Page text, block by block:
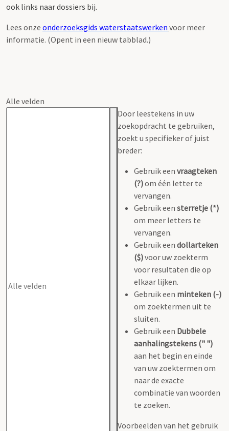
ook links naar dossiers bij.
Lees onze onderzoeksgids waterstaatswerken voor meer
informatie. (Opent in een nieuw tabblad.)
Alle velden
Door leestekens in uw
zoekopdracht te gebruiken,
zoekt u specifieker of juist
breder:
Gebruik een vraagteken
(?)om één letter te
vervangen.
Gebruik een sterretje (*)
om meer letters te
vervangen.
Gebruik een dollarteken
($)voor uw zoekterm
voor resultaten die op
elkaar lijken.
Gebruik een minteken (-)
om zoektermen uit te
sluiten.
Gebruik een Dubbele
aanhalingstekens (" ")
aan het begin en einde
van uw zoektermen om
naar de exacte
combinatie van woorden
te zoeken.
Voorbeelden van het gebruik